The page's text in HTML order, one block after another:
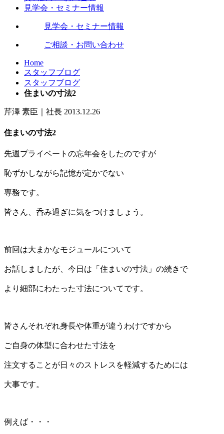
見学会・セミナー情報
見学会・セミナー情報
ご相談・お問い合わせ
Home
スタッフブログ
スタッフブログ
住まいの寸法2
芹澤 素臣｜社長 2013.12.26
住まいの寸法2
先週プライベートの忘年会をしたのですが
恥ずかしながら記憶が定かでない
専務です。
皆さん、呑み過ぎに気をつけましょう。
前回は大まかなモジュールについて
お話しましたが、今日は「住まいの寸法」の続きで
より細部にわたった寸法についてです。
皆さんそれぞれ身長や体重が違うわけですから
ご自身の体型に合わせた寸法を
注文することが日々のストレスを軽減するためには
大事です。
例えば・・・